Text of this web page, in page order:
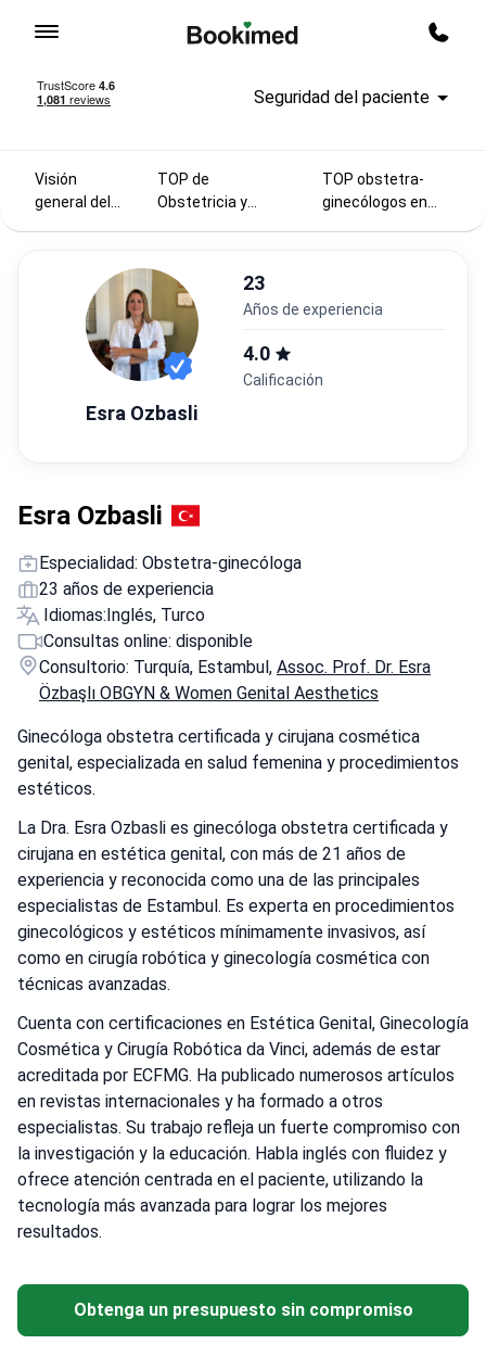
Seguridad del paciente
Visión
general del
TOP de
Obstetricia y
ТОP obstetra-
ginecólogos en
Esra Ozbasli
23
años de experiencia
4.0
Calificación
Esra Ozbasli
Especialidad: Obstetra-ginecóloga
23 años de experiencia
Idiomas:Inglés, Turco
Consultas online: disponible
Consultorio: Turquía, Estambul, Assoc. Prof. Dr. Esra
Özbaşlı OBGYN & Women Genital Aesthetics
Ginecóloga obstetra certificada y cirujana cosmética
genital, especializada en salud femenina y procedimientos
estéticos.
La Dra. Esra Ozbasli es ginecóloga obstetra certificada y
cirujana en estética genital, con más de 21 años de
experiencia y reconocida como una de las principales
especialistas de Estambul. Es experta en procedimientos
ginecológicos y estéticos mínimamente invasivos, así
como en cirugía robótica y ginecología cosmética con
técnicas avanzadas.
Cuenta con certificaciones en Estética Genital, Ginecología
Cosmética y Cirugía Robótica da Vinci, además de estar
acreditada por ECFMG. Ha publicado numerosos artículos
en revistas internacionales y ha formado a otros
especialistas. Su trabajo refleja un fuerte compromiso con
la investigación y la educación. Habla inglés con fluidez y
ofrece atención centrada en el paciente, utilizando la
tecnología más avanzada para lograr los mejores
resultados.
Obtenga un presupuesto sin compromiso